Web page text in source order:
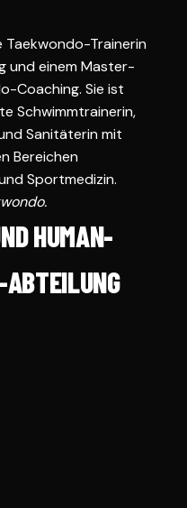
Taekwondo-Trainerin
und einem Master-
Coaching. Sie ist
Schwimmtrainerin,
Sanitäterin mit
Bereichen
Sportmedizin.
HUMAN-
ABTEILUNG